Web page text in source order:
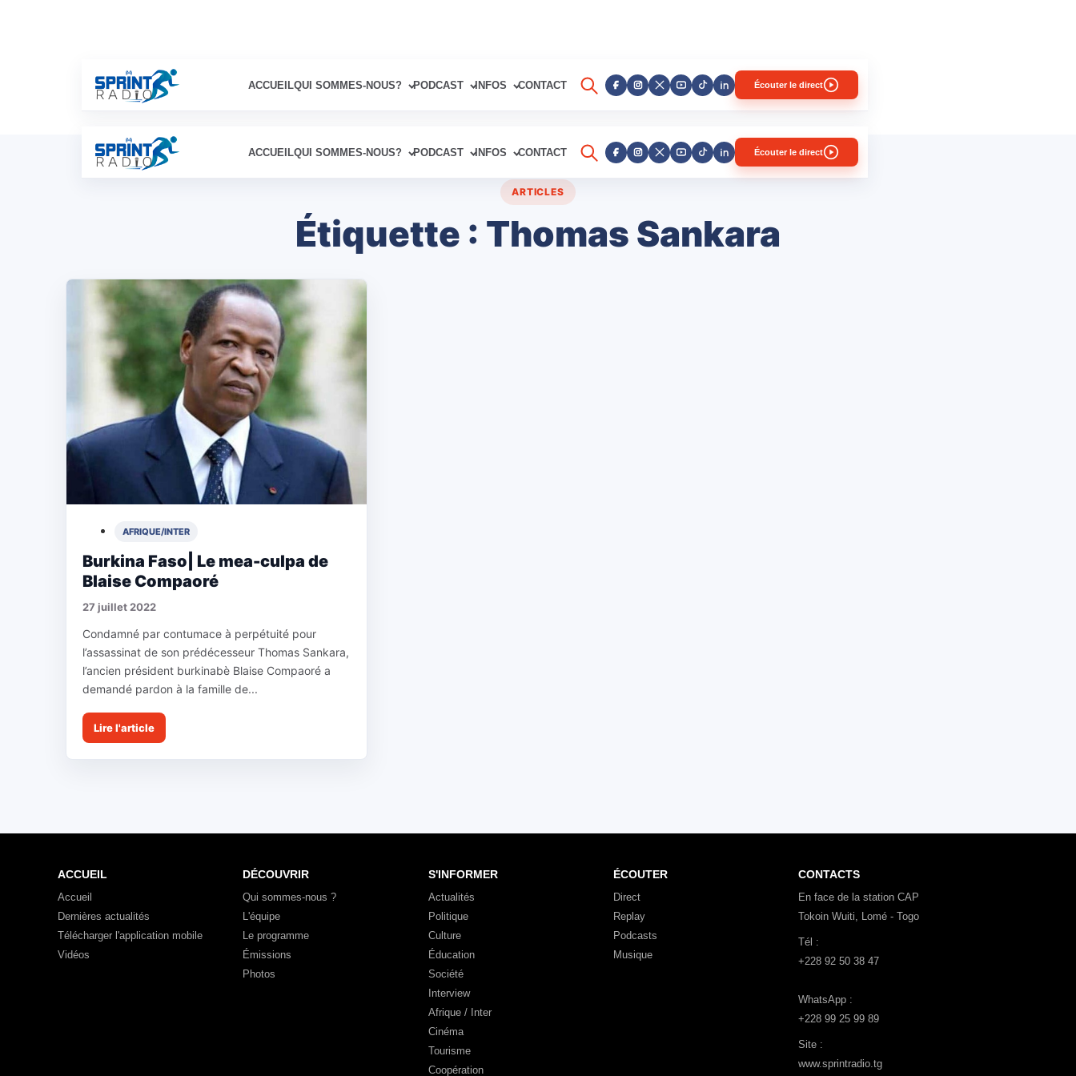
ACCUEILQUI SOMMES-NOUS? PODCAST INFOS CONTACT Écouter le direct
ACCUEILQUI SOMMES-NOUS? PODCAST INFOS CONTACT Écouter le direct
ARTICLES
Étiquette : Thomas Sankara
AFRIQUE/INTER
Burkina Faso| Le mea-culpa de
Blaise Compaoré
27 juillet 2022
Condamné par contumace à perpétuité pour
l’assassinat de son prédécesseur Thomas Sankara,
l’ancien président burkinabè Blaise Compaoré a
demandé pardon à la famille de...
Lire l'article
ACCUEIL
Accueil
Dernières actualités
Télécharger l'application mobile
Vidéos
DÉCOUVRIR
Qui sommes-nous ?
L'équipe
Le programme
Émissions
Photos
S'INFORMER
Actualités
Politique
Culture
Éducation
Société
Interview
Afrique / Inter
Cinéma
Tourisme
Coopération
ÉCOUTER
Direct
Replay
Podcasts
Musique
CONTACTS
En face de la station CAP
Tokoin Wuiti, Lomé - Togo
Tél :
+228 92 50 38 47
WhatsApp :
+228 99 25 99 89
Site :
www.sprintradio.tg